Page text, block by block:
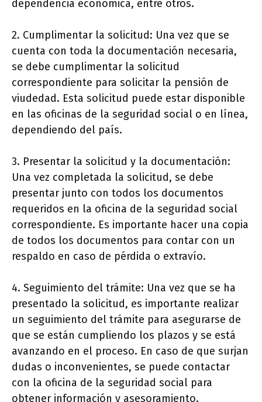
dependencia económica, entre otros.
2. Cumplimentar la solicitud: Una vez que se
cuenta con toda la documentación necesaria,
se debe cumplimentar la solicitud
correspondiente para solicitar la pensión de
viudedad. Esta solicitud puede estar disponible
en las oficinas de la seguridad social o en línea,
dependiendo del país.
3. Presentar la solicitud y la documentación:
Una vez completada la solicitud, se debe
presentar junto con todos los documentos
requeridos en la oficina de la seguridad social
correspondiente. Es importante hacer una copia
de todos los documentos para contar con un
respaldo en caso de pérdida o extravío.
4. Seguimiento del trámite: Una vez que se ha
presentado la solicitud, es importante realizar
un seguimiento del trámite para asegurarse de
que se están cumpliendo los plazos y se está
avanzando en el proceso. En caso de que surjan
dudas o inconvenientes, se puede contactar
con la oficina de la seguridad social para
obtener información y asesoramiento.